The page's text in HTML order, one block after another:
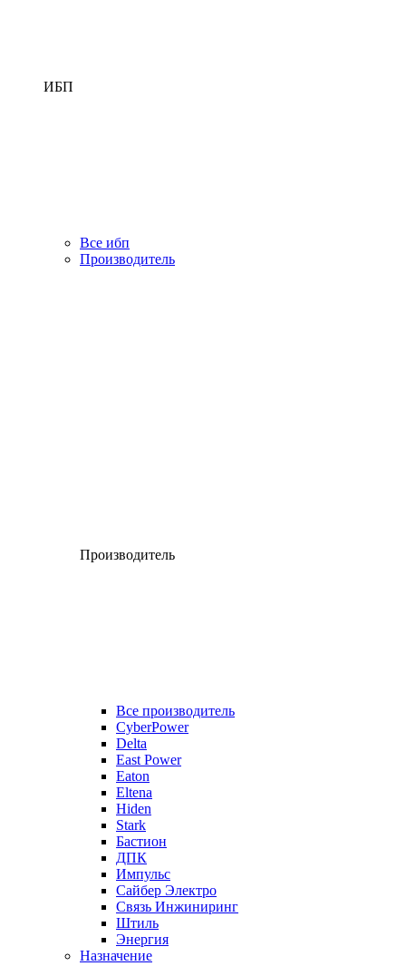
ИБП
Все ибп
Производитель
Производитель
Все производитель
CyberPower
Delta
East Power
Eaton
Eltena
Hiden
Stark
Бастион
ДПК
Импульс
Сайбер Электро
Связь Инжиниринг
Штиль
Энергия
Назначение